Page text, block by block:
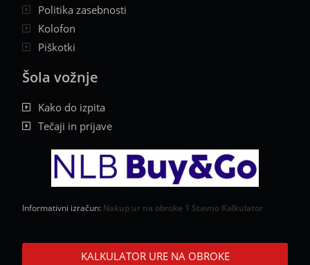
Politika zasebnosti
Kolofon
Piškotki
Šola vožnje
Kako do izpita
Tečaji in prijave
Informativni izračun: Nakup ur na obroke 1 Stavno Kalkulator
KALKULATOR URE NA OBROKE